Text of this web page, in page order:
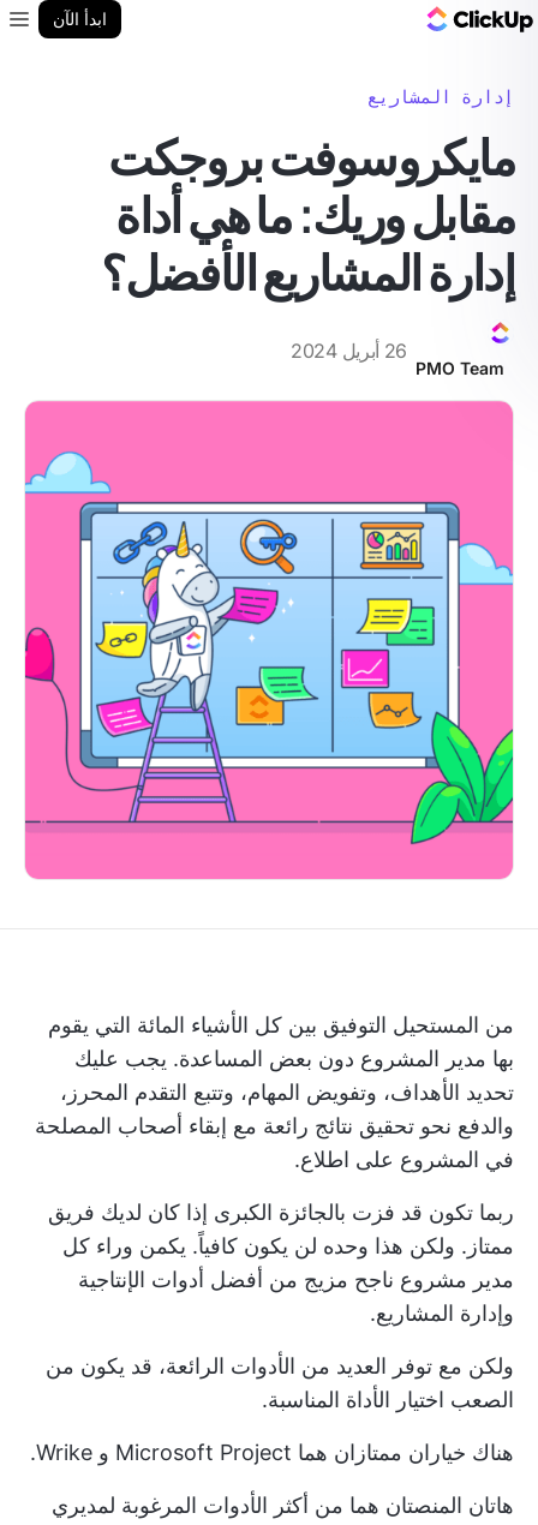
ابدأ الآن
إدارة المشاريع
مايكروسوفت بروجكت
مقابل وريك: ما هي أداة
إدارة المشاريع الأفضل؟
PMO Team
26 أبريل 2024
من المستحيل التوفيق بين كل الأشياء المائة التي يقوم
بها مدير المشروع دون بعض المساعدة. يجب عليك
تحديد الأهداف، وتفويض المهام، وتتبع التقدم المحرز،
والدفع نحو تحقيق نتائج رائعة مع إبقاء أصحاب المصلحة
في المشروع على اطلاع.
ربما تكون قد فزت بالجائزة الكبرى إذا كان لديك فريق
ممتاز. ولكن هذا وحده لن يكون كافياً. يكمن وراء كل
مدير مشروع ناجح مزيج من أفضل أدوات الإنتاجية
وإدارة المشاريع.
ولكن مع توفر العديد من الأدوات الرائعة، قد يكون من
الصعب اختيار الأداة المناسبة.
هناك خياران ممتازان هما Microsoft Project و Wrike.
هاتان المنصتان هما من أكثر الأدوات المرغوبة لمديري